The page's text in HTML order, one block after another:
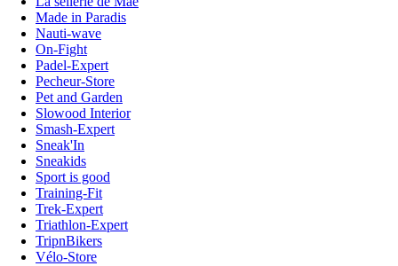
Made in Paradis
Nauti-wave
On-Fight
Padel-Expert
Pecheur-Store
Pet and Garden
Slowood Interior
Smash-Expert
Sneak'In
Sneakids
Sport is good
Training-Fit
Trek-Expert
Triathlon-Expert
TripnBikers
Vélo-Store